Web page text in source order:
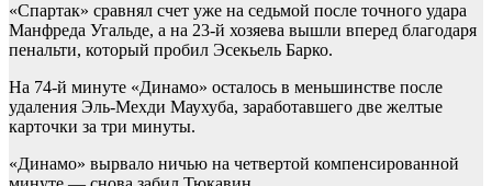
«Спартак» сравнял счет уже на седьмой после точного удара
Манфреда Угальде, а на 23-й хозяева вышли вперед благодаря
пенальти, который пробил Эсекьель Барко.
На 74-й минуте «Динамо» осталось в меньшинстве после
удаления Эль-Мехди Маухуба, заработавшего две желтые
карточки за три минуты.
«Динамо» вырвало ничью на четвертой компенсированной